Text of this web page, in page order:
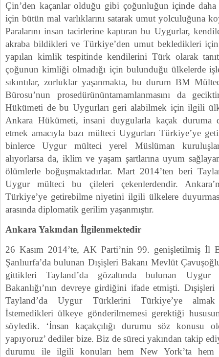
Çin’den kaçanlar olduğu gibi çoğunluğun içinde
için bütün mal varlıklarını satarak umut yolculuğuna
Paralarını insan tacirlerine kaptıran bu Uygurlar,
akraba bildikleri ve Türkiye’den umut bekledikleri için
yapılan kimlik tespitinde kendilerini Türk olarak
çoğunun kimliği olmadığı için bulunduğu ülkelerde
sıkıntılar, zorluklar yaşanmakta, bu durum BM
Bürosu’nun prosedürününtamamlanmasını da
Hükümeti de bu Uygurları geri alabilmek için ilgili
Ankara Hükümeti, insani duygularla kaçak duruma
etmek amacıyla bazı mülteci Uygurları Türkiye’ye
binlerce Uygur mülteci yerel Müslüman
alıyorlarsa da, iklim ve yaşam şartlarına uyum
ölümlerle boğuşmaktadırlar. Mart 2014’ten beri
Uygur mülteci bu çileleri çekenlerdendir.
Türkiye’ye getirebilme niyetini ilgili ülkelere
arasında diplomatik gerilim yaşanmıştır.
Ankara Yakından İlgilenmektedir
26 Kasım 2014’te, AK Parti’nin 99. genişletilmiş İl
Şanlıurfa’da bulunan Dışişleri Bakanı Mevlüt
gittikleri Tayland’da gözaltında bulunan
Bakanlığı’nın devreye girdiğini ifade etmişti.
Tayland’da Uygur Türklerini Türkiye’ye
İstemedikleri ülkeye gönderilmemesi gerektiği
söyledik. ‘İnsan kaçakçılığı durumu söz konusu
yapıyoruz’ dediler bize. Biz de süreci yakından takip
durumu ile ilgili konuları hem New York’ta